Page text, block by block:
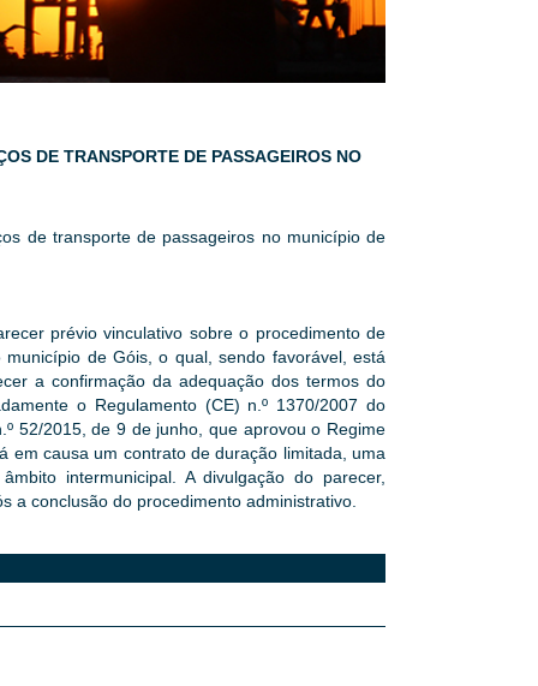
DE TRANSPORTE DE PASSAGEIROS NO
de transporte de passageiros no município de
prévio vinculativo sobre o procedimento de
de Góis, o qual, sendo favorável, está
a confirmação da adequação dos termos do
o Regulamento (CE) n.º 1370/2007 do
52/2015, de 9 de junho, que aprovou o Regime
em causa um contrato de duração limitada, uma
intermunicipal. A divulgação do parecer,
a conclusão do procedimento administrativo.